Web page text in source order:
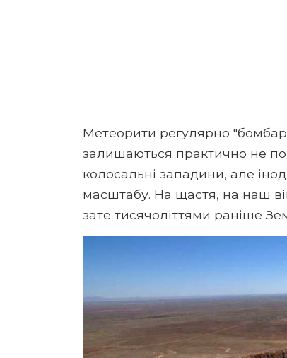
Метеорити регулярно
залишаються практично не
колосальні западини, але
масштабу. На щастя, на наш
зате тисячоліттями раніше